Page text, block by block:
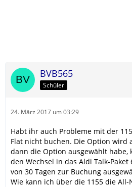
BVB565
Schüler
24. März 2017 um 03:29
Habt ihr auch Probleme mit der
Flat nicht buchen. Die Option wird
dann die Option ausgewählt habe,
den Wechsel in das Aldi Talk-
von 30 Tagen zur Buchung
Wie kann ich über die 1155 die All-